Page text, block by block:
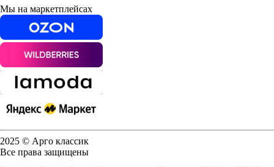
Мы на маркетплейсах
2025 © Арго классик
Все права защищены